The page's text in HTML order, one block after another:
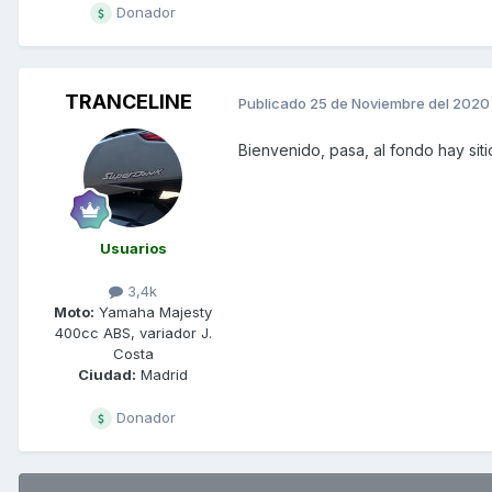
Donador
TRANCELINE
Usuarios
3,4k
Moto: Yamaha Majesty
400cc ABS, variador J.
Costa
Ciudad: Madrid
Donador
Publicado 25 de Noviembre del 2020
Bienvenido, pasa, al fondo hay